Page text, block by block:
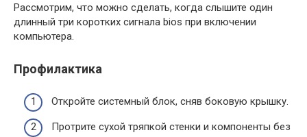
Рассмотрим, что можно сделать, когда слышите один
длинный три коротких сигнала bios при включении
компьютера.
Профилактика
Откройте системный блок, сняв боковую крышку.
Протрите сухой тряпкой стенки и компоненты без